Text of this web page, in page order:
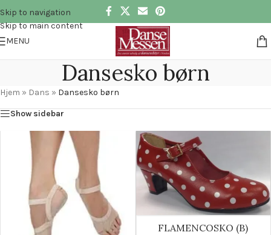
Skip to navigation
Skip to main content
MENU
Dansesko børn
Hjem » Dans » Dansesko børn
Show sidebar
FLAMENCOSKO (B)